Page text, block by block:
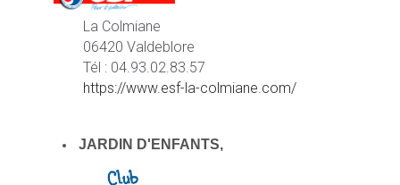
La Colmiane
06420 Valdeblore
Tél : 04.93.02.83.57
https://www.esf-la-colmiane.com/
JARDIN D'ENFANTS,